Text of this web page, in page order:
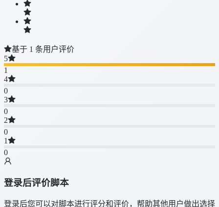
基于 1 条用户评价
5
1
4
0
3
0
2
0
1
0
登录后评价脚本
登录后您可以对脚本进行评分和评价，帮助其他用户做出选择